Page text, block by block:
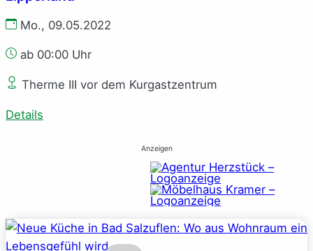
Mo., 09.05.2022
ab 00:00 Uhr
Therme III vor dem Kurgastzentrum
Details
Anzeigen